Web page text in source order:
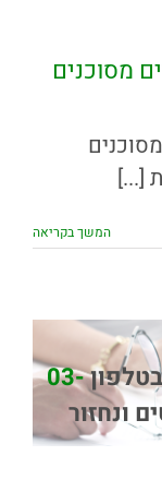
מסוכנים
[...]
המשך בקריאה
03-
ונחזור